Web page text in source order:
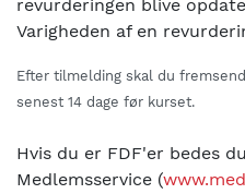
revurderingen blive
Varigheden af en
Efter tilmelding skal du
senest 14 dage før kurset.
Hvis du er FDF'er bedes
Medlemsservice (